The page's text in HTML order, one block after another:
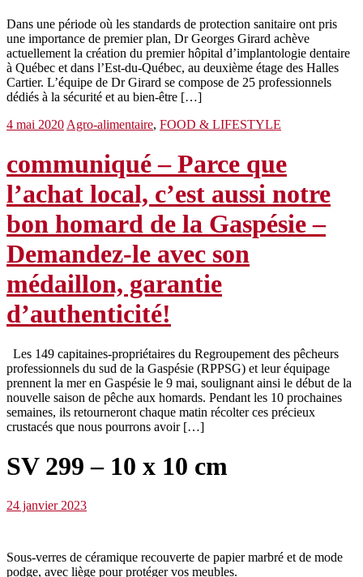
Dans une période où les standards de protection sanitaire ont pris
une importance de premier plan, Dr Georges Girard achève
actuellement la création du premier hôpital d’implantologie dentaire
à Québec et dans l’Est-du-Québec, au deuxième étage des Halles
Cartier. L’équipe de Dr Girard se compose de 25 professionnels
dédiés à la sécurité et au bien-être […]
4 mai 2020 Agro-alimentaire, FOOD & LIFESTYLE
communiqué – Parce que
l’achat local, c’est aussi notre
bon homard de la Gaspésie –
Demandez-le avec son
médaillon, garantie
d’authenticité!
Les 149 capitaines-propriétaires du Regroupement des pêcheurs
professionnels du sud de la Gaspésie (RPPSG) et leur équipage
prennent la mer en Gaspésie le 9 mai, soulignant ainsi le début de la
nouvelle saison de pêche aux homards. Pendant les 10 prochaines
semaines, ils retourneront chaque matin récolter ces précieux
crustacés que nous pourrons avoir […]
SV 299 – 10 x 10 cm
24 janvier 2023
Sous-verres de céramique recouverte de papier marbré et de mode
podge, avec liège pour protéger vos meubles.